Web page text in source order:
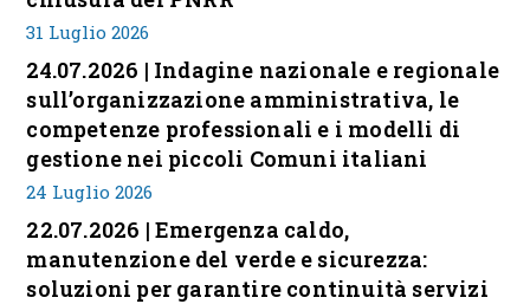
31 Luglio 2026
24.07.2026 | Indagine nazionale e regionale
sull’organizzazione amministrativa, le
competenze professionali e i modelli di
gestione nei piccoli Comuni italiani
24 Luglio 2026
22.07.2026 | Emergenza caldo,
manutenzione del verde e sicurezza:
soluzioni per garantire continuità servizi